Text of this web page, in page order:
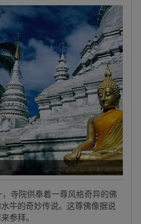
寺院供奉着一尊风格奇异的佛
牛的奇妙传说。这尊佛像据说
参拜。